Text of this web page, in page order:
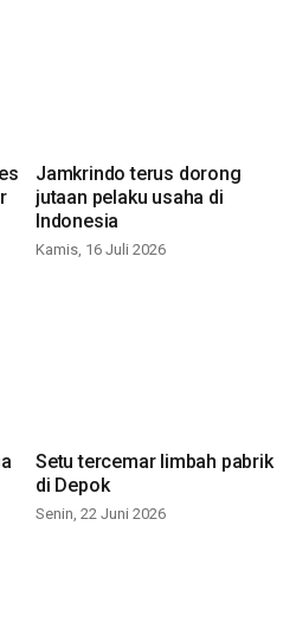
Jamkrindo terus dorong
jutaan pelaku usaha di
Indonesia
Kamis, 16 Juli 2026
Setu tercemar limbah pabrik
di Depok
Senin, 22 Juni 2026